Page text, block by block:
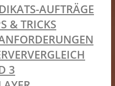
AUFTRÄGE
& TRICKS
3